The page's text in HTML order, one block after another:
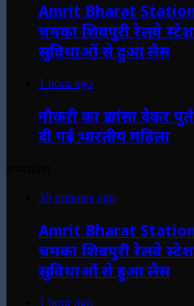
Amrit Bharat
चमका शिवपुरी रेलवे
सुविधाओं से हुआ लैस
1 hour ago
नौकरी का झांसा देकर
दी गई भारतीय महिला
38 minutes ago
Amrit Bharat
चमका शिवपुरी रेलवे
सुविधाओं से हुआ लैस
1 hour ago